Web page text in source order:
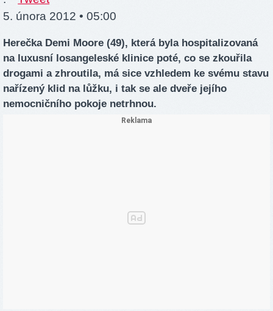
5. února 2012 • 05:00
Herečka Demi Moore (49), která byla hospitalizovaná
na luxusní losangeleské klinice poté, co se zkouřila
drogami a zhroutila, má sice vzhledem ke svému stavu
nařízený klid na lůžku, i tak se ale dveře jejího
nemocničního pokoje netrhnou.